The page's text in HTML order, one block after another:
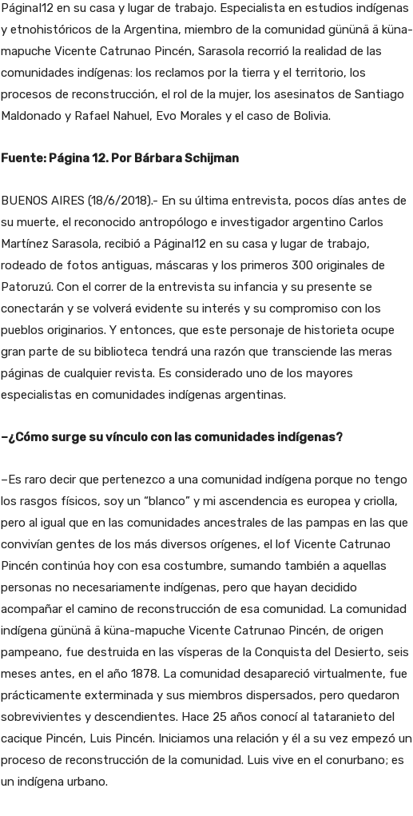
PáginaI12 en su casa y lugar de trabajo. Especialista en estudios indígenas
y etnohistóricos de la Argentina, miembro de la comunidad gününä ä küna-
mapuche Vicente Catrunao Pincén, Sarasola recorrió la realidad de las
comunidades indígenas: los reclamos por la tierra y el territorio, los
procesos de reconstrucción, el rol de la mujer, los asesinatos de Santiago
Maldonado y Rafael Nahuel, Evo Morales y el caso de Bolivia.
Fuente: Página 12. Por Bárbara Schijman
BUENOS AIRES (18/6/2018).- En su última entrevista, pocos días antes de
su muerte, el reconocido antropólogo e investigador argentino Carlos
Martínez Sarasola, recibió a PáginaI12 en su casa y lugar de trabajo,
rodeado de fotos antiguas, máscaras y los primeros 300 originales de
Patoruzú. Con el correr de la entrevista su infancia y su presente se
conectarán y se volverá evidente su interés y su compromiso con los
pueblos originarios. Y entonces, que este personaje de historieta ocupe
gran parte de su biblioteca tendrá una razón que transciende las meras
páginas de cualquier revista. Es considerado uno de los mayores
especialistas en comunidades indígenas argentinas.
–¿Cómo surge su vínculo con las comunidades indígenas?
–Es raro decir que pertenezco a una comunidad indígena porque no tengo
los rasgos físicos, soy un “blanco” y mi ascendencia es europea y criolla,
pero al igual que en las comunidades ancestrales de las pampas en las que
convivían gentes de los más diversos orígenes, el lof Vicente Catrunao
Pincén continúa hoy con esa costumbre, sumando también a aquellas
personas no necesariamente indígenas, pero que hayan decidido
acompañar el camino de reconstrucción de esa comunidad. La comunidad
indígena gününä ä küna-mapuche Vicente Catrunao Pincén, de origen
pampeano, fue destruida en las vísperas de la Conquista del Desierto, seis
meses antes, en el año 1878. La comunidad desapareció virtualmente, fue
prácticamente exterminada y sus miembros dispersados, pero quedaron
sobrevivientes y descendientes. Hace 25 años conocí al tataranieto del
cacique Pincén, Luis Pincén. Iniciamos una relación y él a su vez empezó un
proceso de reconstrucción de la comunidad. Luis vive en el conurbano; es
un indígena urbano.